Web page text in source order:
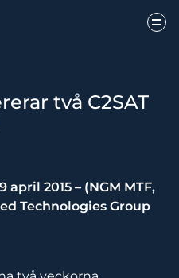
två C2SAT
april 2015 – (NGM MTF,
Technologies Group